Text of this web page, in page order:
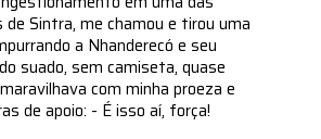
Sintra, me chamou e tirou uma
a Nhanderecó e seu
suado, sem camiseta, quase
com minha proeza e
de apoio: - É isso aí, força!